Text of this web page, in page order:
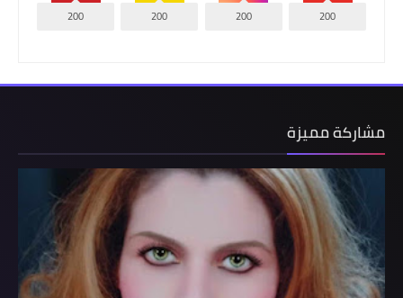
200
200
200
200
مشاركة مميزة